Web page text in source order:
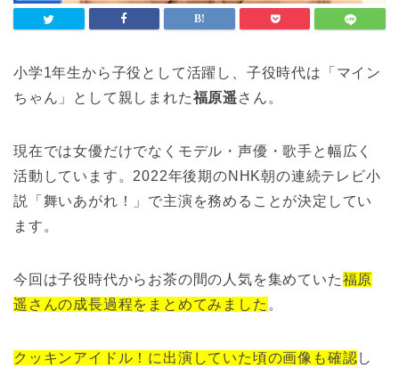
小学1年生から子役として活躍し、子役時代は「マイン
ちゃん」として親しまれた福原遥さん。
現在では女優だけでなくモデル・声優・歌手と幅広く
活動しています。2022年後期のNHK朝の連続テレビ小
説「舞いあがれ！」で主演を務めることが決定してい
ます。
今回は子役時代からお茶の間の人気を集めていた福原
遥さんの成長過程をまとめてみました 。
クッキンアイドル！に出演していた頃の画像も確認し